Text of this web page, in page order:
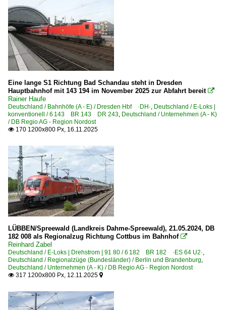
Eine lange S1 Richtung Bad Schandau steht in Dresden
Hauptbahnhof mit 143 194 im November 2025 zur Abfahrt bereit 
Rainer Haufe
Deutschland / Bahnhöfe (A - E) / Dresden Hbf ·DH·, Deutschland / E-Loks |
konventionell / 6 143 BR 143 DR 243, Deutschland / Unternehmen (A - K)
/ DB Regio AG - Region Nordost
 170 1200x800 Px, 16.11.2025
LÜBBEN/Spreewald (Landkreis Dahme-Spreewald), 21.05.2024, DB
182 008 als Regionalzug Richtung Cottbus im Bahnhof 
Reinhard Zabel
Deutschland / E-Loks | Drehstrom | 91 80 / 6 182 BR 182 ·ES 64 U2·,
Deutschland / Regionalzüge (Bundesländer) / Berlin und Brandenburg,
Deutschland / Unternehmen (A - K) / DB Regio AG - Region Nordost
 317 1200x800 Px, 12.11.2025 